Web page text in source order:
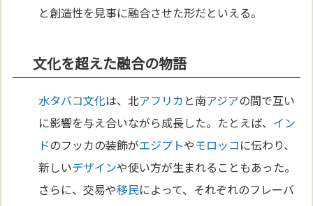
と創造性を見事に融合させた形だといえる。
文化を超えた融合の物語
水タバコ文化は、北アフリカ と南アジアの間で互い
に影響を与え合いながら成長した。たとえば、 イン
ドのフッカの装飾がエジプトやモロッコに伝わり、
新しいデザインや使い方が生まれることもあった。
さらに、交易や移民によって、それぞれのフレーバ